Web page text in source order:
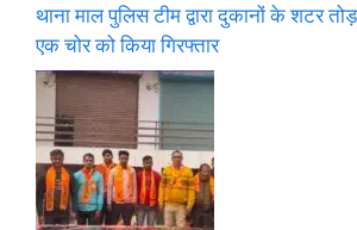
थाना माल पुलिस टीम द्वारा दुकानों के शटर
एक चोर को किया गिरफ्तार